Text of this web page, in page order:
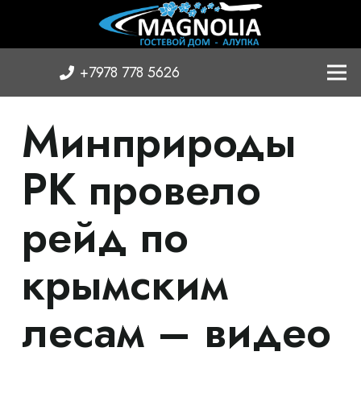
+7978 778 5626
Минприроды
РК провело
рейд по
крымским
лесам – видео